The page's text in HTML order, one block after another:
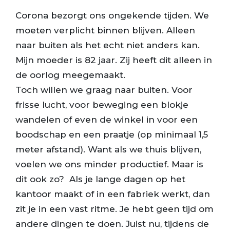
Corona bezorgt ons ongekende tijden. We
moeten verplicht binnen blijven. Alleen
naar buiten als het echt niet anders kan.
Mijn moeder is 82 jaar. Zij heeft dit alleen in
de oorlog meegemaakt.
Toch willen we graag naar buiten. Voor
frisse lucht, voor beweging een blokje
wandelen of even de winkel in voor een
boodschap en een praatje (op minimaal 1,5
meter afstand). Want als we thuis blijven,
voelen we ons minder productief. Maar is
dit ook zo? Als je lange dagen op het
kantoor maakt of in een fabriek werkt, dan
zit je in een vast ritme. Je hebt geen tijd om
andere dingen te doen. Juist nu, tijdens de